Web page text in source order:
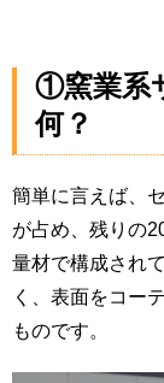
①窯業系
何？
簡単に言えば、
が占め、残りの
量材で構成され
く、表面をコー
ものです。